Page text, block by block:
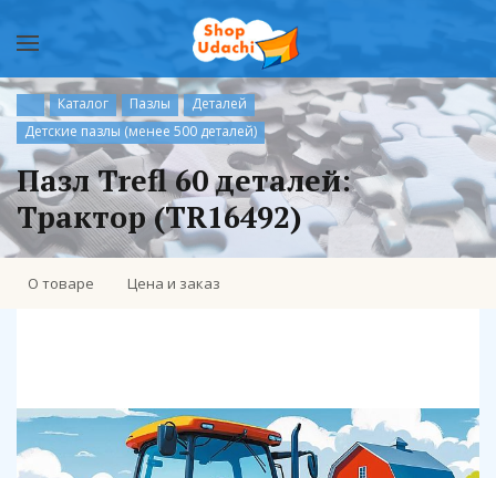
Каталог Пазлы
Деталей
Детские пазлы (менее 500 деталей)
Пазл Trefl 60 деталей:
Трактор (TR16492)
О товаре Цена и заказ